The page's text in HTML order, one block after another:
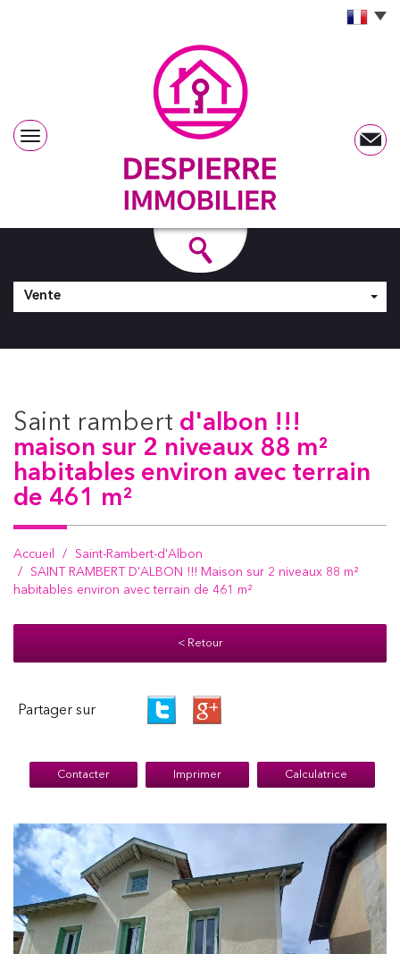
Vente
saint rambert d'albon !!!
maison sur 2 niveaux 88 m²
habitables environ avec terrain
de 461 m²
Accueil
Saint-Rambert-d'Albon
SAINT RAMBERT D'ALBON !!! Maison sur 2 niveaux 88 m²
habitables environ avec terrain de 461 m²
< Retour
Partager sur
Contacter Imprimer Calculatrice